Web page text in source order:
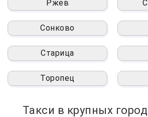
Ржев
Сонково
Старица
Торопец
Такси в крупных